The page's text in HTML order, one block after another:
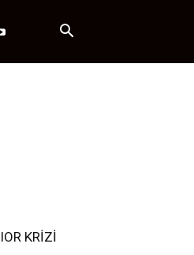
KRİZİ